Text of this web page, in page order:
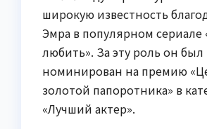
широкую известность
Эмра в популярном сериале
любить». За эту роль он был
номинирован на премию
золотой папоротника» в
«Лучший актер».